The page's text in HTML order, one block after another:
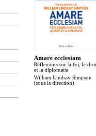
Amare ecclesiam
Réflexions sur la foi, le
et la diplomatie
William Lindsay Simpson
(sous la direction)